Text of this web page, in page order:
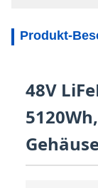
Produkt-
48V